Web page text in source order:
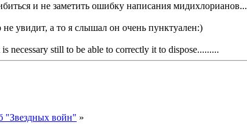
и не заметить ошибку написания мидихлорианов...
увидит, а то я слышал он очень пунктуален:)
necessary still to be able to correctly it to dispose.........
"Звездных войн" »